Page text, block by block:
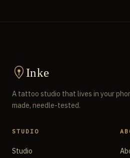
Inke
A tattoo studio that lives in your
made, needle-tested.
STUDIO
Studio